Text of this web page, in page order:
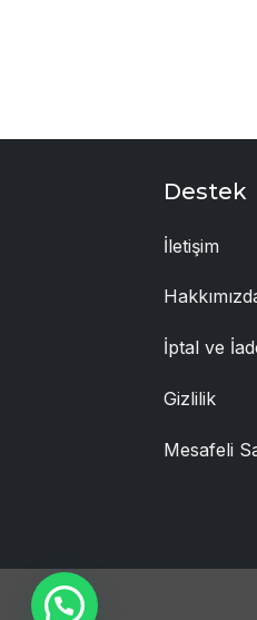
Destek
İletişim
İptal ve
Gizlilik
Mesafeli